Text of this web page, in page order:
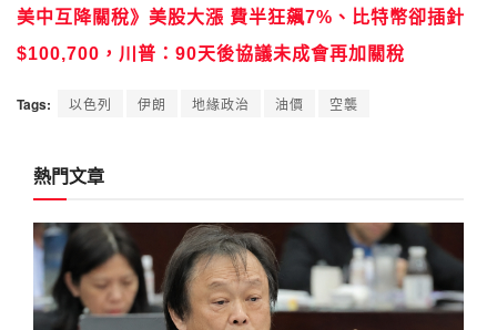
美中互降關稅》美股大漲 費半狂飆7%、比特幣卻插針
$100,700，川普：90天後協議未成會再加關稅
Tags: 以色列 伊朗 地緣政治 油價 空襲
熱門文章